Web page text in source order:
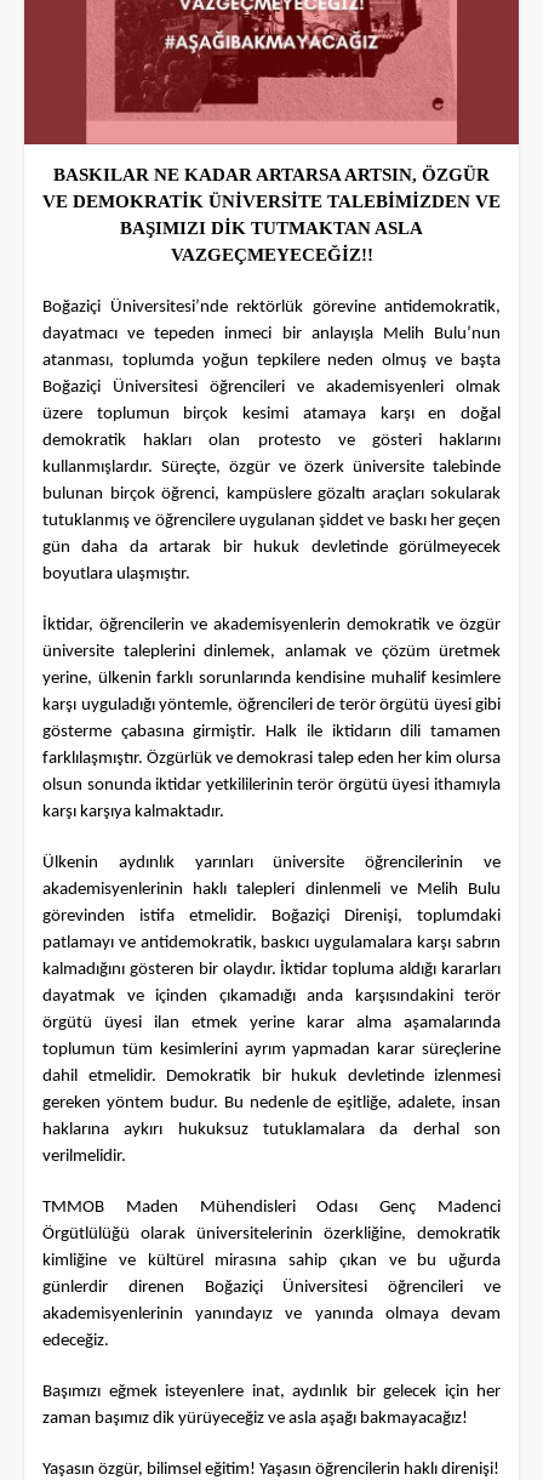
BASKILAR NE KADAR ARTARSA ARTSIN, ÖZGÜR
VE DEMOKRATİK ÜNİVERSİTE TALEBİMİZDEN VE
BAŞIMIZI DİK TUTMAKTAN ASLA
VAZGEÇMEYECEĞİZ!!
Boğaziçi Üniversitesi’nde rektörlük görevine antidemokratik,
dayatmacı ve tepeden inmeci bir anlayışla Melih Bulu’nun
atanması, toplumda yoğun tepkilere neden olmuş ve başta
Boğaziçi Üniversitesi öğrencileri ve akademisyenleri olmak
üzere toplumun birçok kesimi atamaya karşı en doğal
demokratik hakları olan protesto ve gösteri haklarını
kullanmışlardır. Süreçte, özgür ve özerk üniversite talebinde
bulunan birçok öğrenci, kampüslere gözaltı araçları sokularak
tutuklanmış ve öğrencilere uygulanan şiddet ve baskı her geçen
gün daha da artarak bir hukuk devletinde görülmeyecek
boyutlara ulaşmıştır.
İktidar, öğrencilerin ve akademisyenlerin demokratik ve özgür
üniversite taleplerini dinlemek, anlamak ve çözüm üretmek
yerine, ülkenin farklı sorunlarında kendisine muhalif kesimlere
karşı uyguladığı yöntemle, öğrencileri de terör örgütü üyesi gibi
gösterme çabasına girmiştir. Halk ile iktidarın dili tamamen
farklılaşmıştır. Özgürlük ve demokrasi talep eden her kim olursa
olsun sonunda iktidar yetkililerinin terör örgütü üyesi ithamıyla
karşı karşıya kalmaktadır.
Ülkenin aydınlık yarınları üniversite öğrencilerinin ve
akademisyenlerinin haklı talepleri dinlenmeli ve Melih Bulu
görevinden istifa etmelidir. Boğaziçi Direnişi, toplumdaki
patlamayı ve antidemokratik, baskıcı uygulamalara karşı sabrın
kalmadığını gösteren bir olaydır. İktidar topluma aldığı kararları
dayatmak ve içinden çıkamadığı anda karşısındakini terör
örgütü üyesi ilan etmek yerine karar alma aşamalarında
toplumun tüm kesimlerini ayrım yapmadan karar süreçlerine
dahil etmelidir. Demokratik bir hukuk devletinde izlenmesi
gereken yöntem budur. Bu nedenle de eşitliğe, adalete, insan
haklarına aykırı hukuksuz tutuklamalara da derhal son
verilmelidir.
TMMOB Maden Mühendisleri Odası Genç Madenci
Örgütlülüğü olarak üniversitelerinin özerkliğine, demokratik
kimliğine ve kültürel mirasına sahip çıkan ve bu uğurda
günlerdir direnen Boğaziçi Üniversitesi öğrencileri ve
akademisyenlerinin yanındayız ve yanında olmaya devam
edeceğiz.
Başımızı eğmek isteyenlere inat, aydınlık bir gelecek için her
zaman başımız dik yürüyeceğiz ve asla aşağı bakmayacağız!
Yaşasın özgür, bilimsel eğitim! Yaşasın öğrencilerin haklı direnişi!